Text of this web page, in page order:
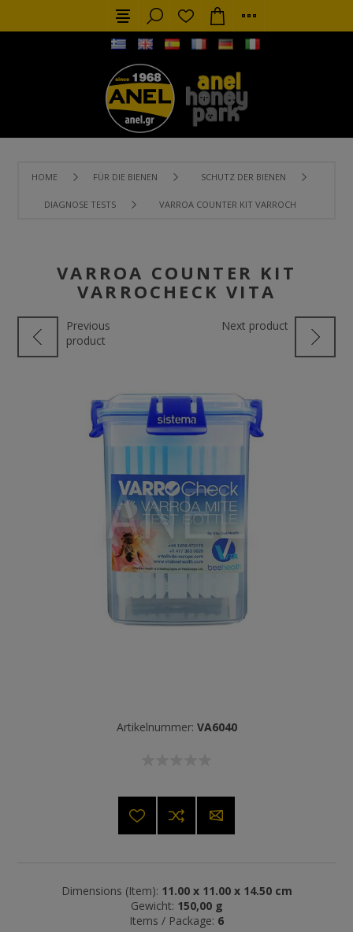
HOME FÜR DIE BIENEN SCHUTZ DER BIENEN
DIAGNOSE TESTS VARROA COUNTER KIT VARROCHECK VITA
VARROA COUNTER KIT
VARROCHECK VITA
Previous
product
Next product
Artikelnummer: VA6040
Dimensions (Item): 11.00 x 11.00 x 14.50 cm
Gewicht: 150,00 g
Items / Package: 6